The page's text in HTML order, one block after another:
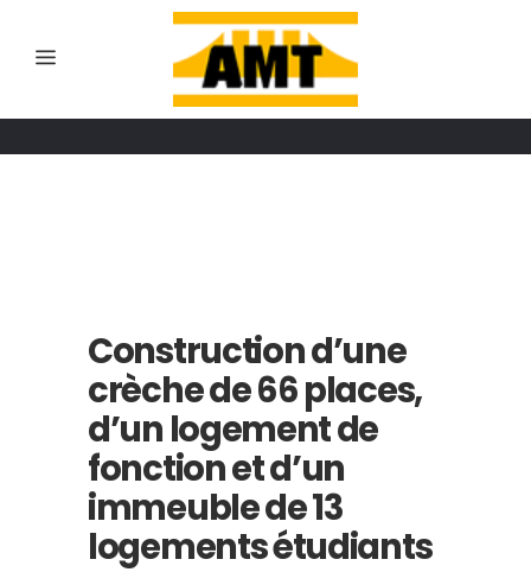
Construction d’une
crèche de 66 places,
d’un logement de
fonction et d’un
immeuble de 13
logements étudiants